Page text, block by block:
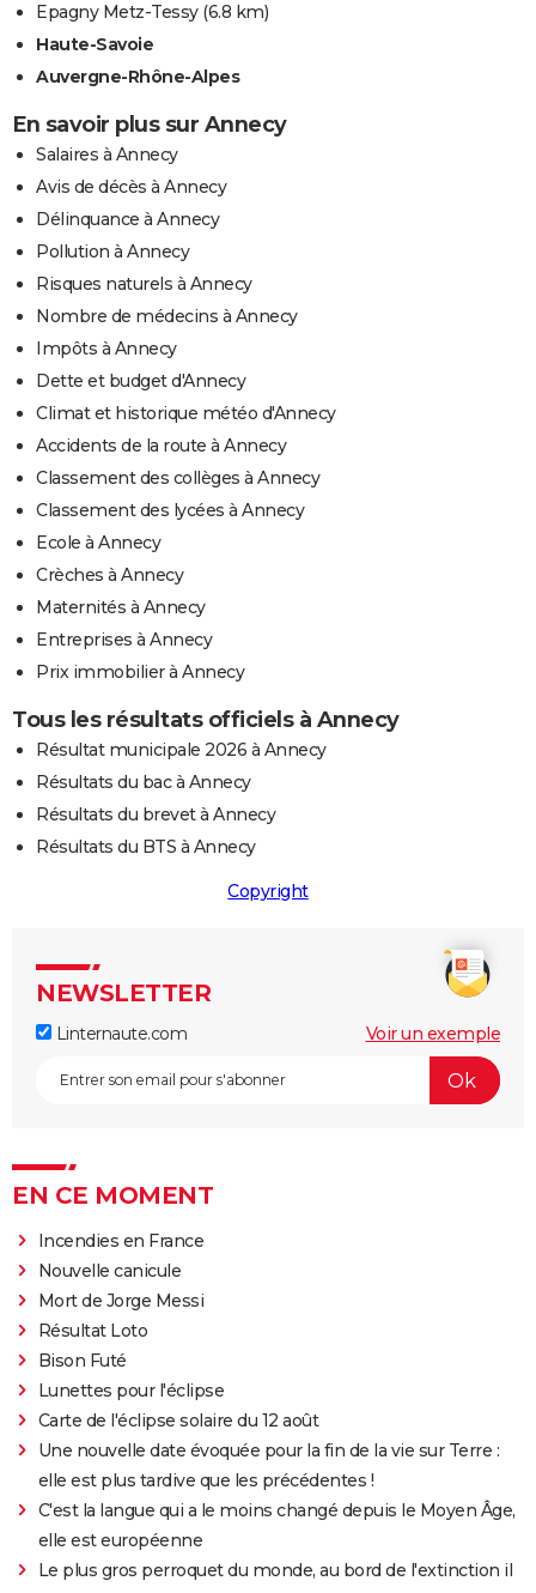
Epagny Metz-Tessy(6.8 km)
Haute-Savoie
Auvergne-Rhône-Alpes
En savoir plus sur Annecy
Salaires à Annecy
Avis de décès à Annecy
Délinquance à Annecy
Pollution à Annecy
Risques naturels à Annecy
Nombre de médecins à Annecy
Impôts à Annecy
Dette et budget d'Annecy
Climat et historique météo d'Annecy
Accidents de la route à Annecy
Classement des collèges à Annecy
Classement des lycées à Annecy
Ecole à Annecy
Crèches à Annecy
Maternités à Annecy
Entreprises à Annecy
Prix immobilier à Annecy
Tous les résultats officiels à Annecy
Résultat municipale 2026 à Annecy
Résultats du bac à Annecy
Résultats du brevet à Annecy
Résultats du BTS à Annecy
Copyright
NEWSLETTER
Linternaute.com Voir un exemple
EN CE MOMENT
Incendies en France
Nouvelle canicule
Mort de Jorge Messi
Résultat Loto
Bison Futé
Lunettes pour l'éclipse
Carte de l'éclipse solaire du 12 août
Une nouvelle date évoquée pour la fin de la vie sur Terre :
elle est plus tardive que les précédentes !
C'est la langue qui a le moins changé depuis le Moyen Âge,
elle est européenne
Le plus gros perroquet du monde, au bord de l'extinction il